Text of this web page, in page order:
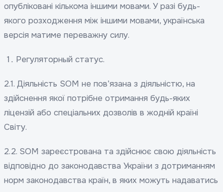
опубліковані кількома іншими мовами. У разі будь-
якого розходження між іншими мовами, українська
версія матиме переважну силу.
Регуляторный статус.
2.1. Діяльність SOM не пов’язана з діяльністю, на
здійснення якої потрібне отримання будь-яких
ліцензій або спеціальних дозволів в жодній країні
Світу.
2.2. SOM зареєстрована та здійснює свою діяльність
відповідно до законодавства України з дотриманням
норм законодавства країн, в яких можуть надаватись